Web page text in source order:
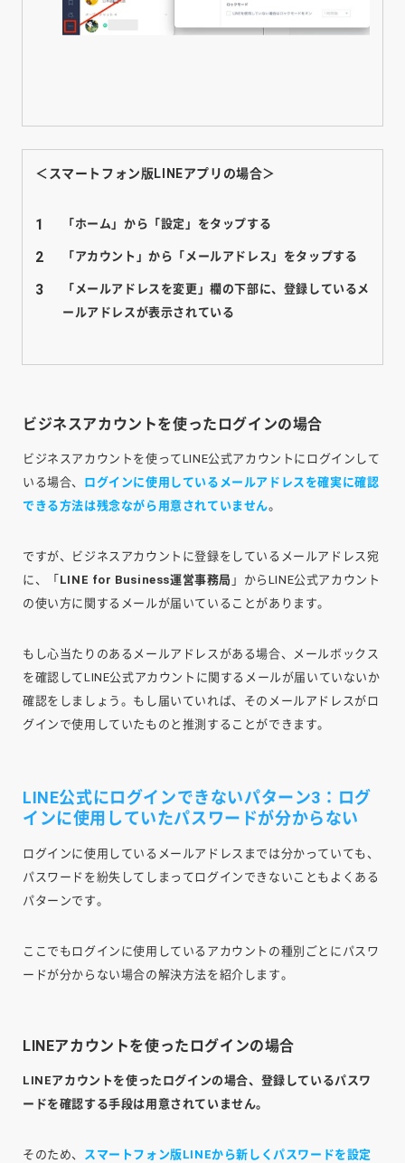
＜スマートフォン版LINEアプリの場合＞
「ホーム」から「設定」をタップする
「アカウント」から「メールアドレス」をタップする
「メールアドレスを変更」欄の下部に、登録しているメ
ールアドレスが表示されている
ビジネスアカウントを使ったログインの場合
ビジネスアカウントを使ってLINE公式アカウントにログインして
いる場合、 ログインに使用しているメールアドレスを確実に確認
できる方法は残念ながら用意されていません。
ですが、ビジネスアカウントに登録をしているメールアドレス宛
に、「 LINE for Business運営事務局 」からLINE公式アカウント
の使い方に関するメールが届いていることがあります。
もし心当たりのあるメールアドレスがある場合、メールボックス
を確認してLINE公式アカウントに関するメールが届いていないか
確認をしましょう。もし届いていれば、そのメールアドレスがロ
グインで使用していたものと推測することができます。
LINE公式にログインできないパターン3：ログ
インに使用していたパスワードが分からない
ログインに使用しているメールアドレスまでは分かっていても、
パスワードを紛失してしまってログインできないこともよくある
パターンです。
ここでもログインに使用しているアカウントの種別ごとにパスワ
ードが分からない場合の解決方法を紹介します。
LINEアカウントを使ったログインの場合
LINEアカウントを使ったログインの場合、登録しているパスワ
ードを確認する手段は用意されていません。
そのため、
スマートフォン版LINEから新しくパスワードを設定